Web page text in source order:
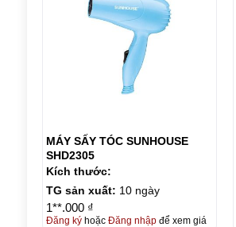
MÁY SẤY TÓC SUNHOUSE
SHD2305
Kích thước:
TG sản xuất: 10 ngày
1**.000 ₫
Đăng kýhoặc Đăng nhậpđể xem giá